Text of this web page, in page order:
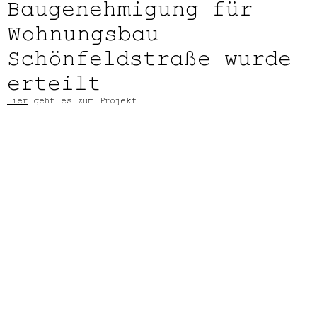
Baugenehmigung für
Wohnungsbau
Schönfeldstraße wurde
erteilt
Hier geht es zum Projekt